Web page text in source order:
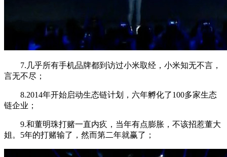
7.几乎所有手机品牌都到访过小米取经，小米知无不言，
言无不尽；
8.2014年开始启动生态链计划，六年孵化了100多家生态
链企业；
9.和董明珠打赌一直内疚，当年有点膨胀，不该招惹董大
姐。5年的打赌输了，然而第二年就赢了；